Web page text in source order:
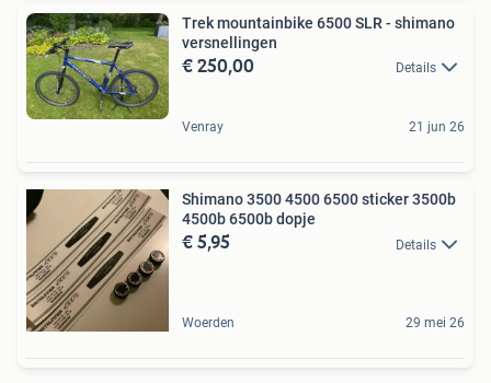
Trek mountainbike 6500 SLR - shimano
versnellingen
€ 250,00 Details
Venray 21 jun 26
Shimano 3500 4500 6500 sticker 3500b
4500b 6500b dopje
€ 5,95 Details
Woerden 29 mei 26